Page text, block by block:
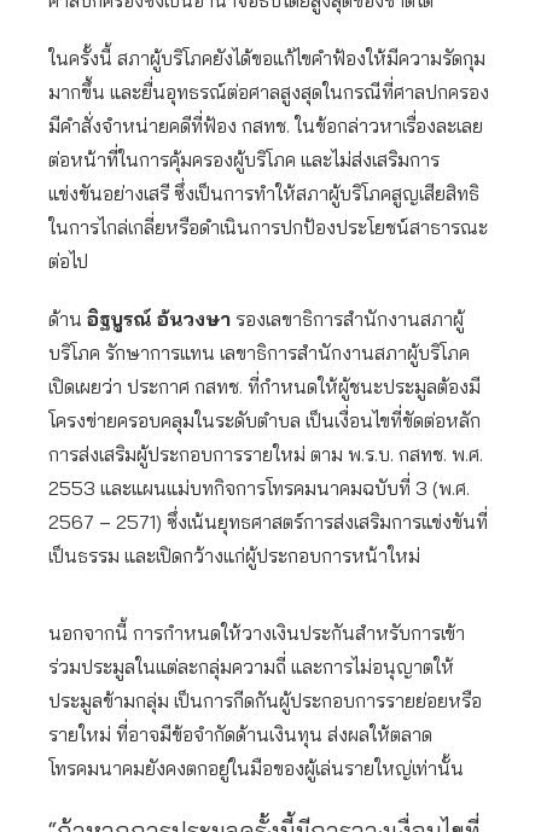
ในครั้งนี้ สภาผู้บริโภคยังได้ขอแก้ไขคำฟ้องให้มีความรัดกุม
มากขึ้น และยื่นอุทธรณ์ต่อศาลสูงสุดในกรณีที่ศาลปกครอง
มีคำสั่งจำหน่ายคดีที่ฟ้อง กสทช. ในข้อกล่าวหาเรื่องละเลย
ต่อหน้าที่ในการคุ้มครองผู้บริโภค และไม่ส่งเสริมการ
แข่งขันอย่างเสรี ซึ่งเป็นการทำให้สภาผู้บริโภคสูญเสียสิทธิ
ในการไกล่เกลี่ยหรือดำเนินการปกป้องประโยชน์สาธารณะ
ต่อไป
ด้าน อิฐบูรณ์ อ้นวงษา รองเลขาธิการสำนักงานสภาผู้
บริโภค รักษาการแทน เลขาธิการสำนักงานสภาผู้บริโภค
เปิดเผยว่า ประกาศ กสทช. ที่กำหนดให้ผู้ชนะประมูลต้องมี
โครงข่ายครอบคลุมในระดับตำบล เป็นเงื่อนไขที่ขัดต่อหลัก
การส่งเสริมผู้ประกอบการรายใหม่ ตาม พ.ร.บ. กสทช. พ.ศ.
2553 และแผนแม่บทกิจการโทรคมนาคมฉบับที่ 3 (พ.ศ.
2567 – 2571) ซึ่งเน้นยุทธศาสตร์การส่งเสริมการแข่งขันที่
เป็นธรรม และเปิดกว้างแก่ผู้ประกอบการหน้าใหม่
นอกจากนี้ การกำหนดให้วางเงินประกันสำหรับการเข้า
ร่วมประมูลในแต่ละกลุ่มความถี่ และการไม่อนุญาตให้
ประมูลข้ามกลุ่ม เป็นการกีดกันผู้ประกอบการรายย่อยหรือ
รายใหม่ ที่อาจมีข้อจำกัดด้านเงินทุน ส่งผลให้ตลาด
โทรคมนาคมยังคงตกอยู่ในมือของผู้เล่นรายใหญ่เท่านั้น